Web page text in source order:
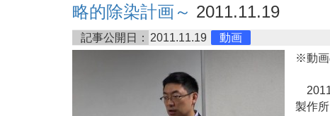
略的除染計画～ 2011.11.19
記事公開日： 2011.11.19
動画
※動画
2011
製作